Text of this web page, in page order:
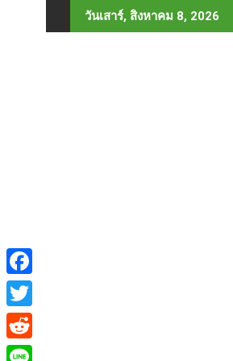
to
วันเสาร์, สิงหาคม 8, 2026
F
a
c
T
w
R